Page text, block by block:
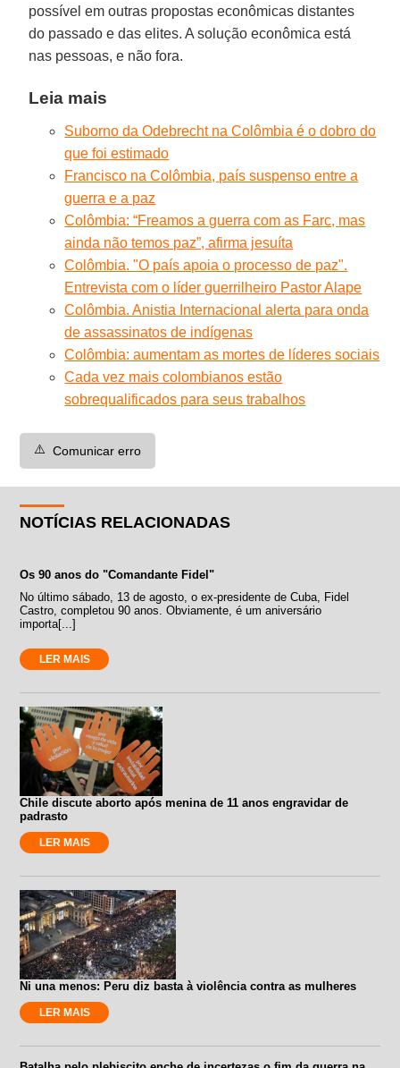
possível em outras propostas econômicas distantes
do passado e das elites. A solução econômica está
nas pessoas, e não fora.
Leia mais
Suborno da Odebrecht na Colômbia é o dobro do
que foi estimado
Francisco na Colômbia, país suspenso entre a
guerra e a paz
Colômbia: “Freamos a guerra com as Farc, mas
ainda não temos paz”, afirma jesuíta
Colômbia. "O país apoia o processo de paz".
Entrevista com o líder guerrilheiro Pastor Alape
Colômbia. Anistia Internacional alerta para onda
de assassinatos de indígenas
Colômbia: aumentam as mortes de líderes sociais
Cada vez mais colombianos estão
sobrequalificados para seus trabalhos
⚠️ Comunicar erro
NOTÍCIAS RELACIONADAS
Os 90 anos do "Comandante Fidel"
No último sábado, 13 de agosto, o ex-presidente de Cuba, Fidel
Castro, completou 90 anos. Obviamente, é um aniversário
importa[...]
LER MAIS
Chile discute aborto após menina de 11 anos engravidar de
padrasto
LER MAIS
Ni una menos: Peru diz basta à violência contra as mulheres
LER MAIS